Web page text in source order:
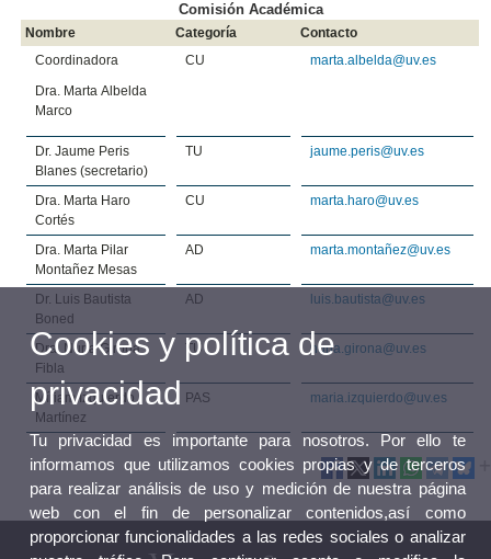
Comisión Académica
Nombre Categoría
Contacto
Coordinadora
Dra. Marta Albelda
Marco
CU marta.albelda@uv.es
Dr. Jaume Peris
Blanes (secretario)
TU jaume.peris@uv.es
Dra. Marta Haro
Cortés
CU marta.haro@uv.es
Dra. Marta Pilar
Montañez Mesas
AD marta.montañez@uv.es
Dr. Luis Bautista
Boned
AD luis.bautista@uv.es
Dra. Nuria Girona
Fibla
TU nuria.girona@uv.es
Míriam Izquierdo
Martínez
PAS maria.izquierdo@uv.es
Cookies y política de
privacidad
Tu privacidad es importante para nosotros. Por ello te
informamos que utilizamos cookies propias y de terceros
para realizar análisis de uso y medición de nuestra página
web con el fin de personalizar contenidos,así como
proporcionar funcionalidades a las redes sociales o analizar